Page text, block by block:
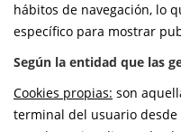
hábitos de navegación, lo
específico para mostrar
Según la entidad que las
Cookies propias: son
terminal del usuario